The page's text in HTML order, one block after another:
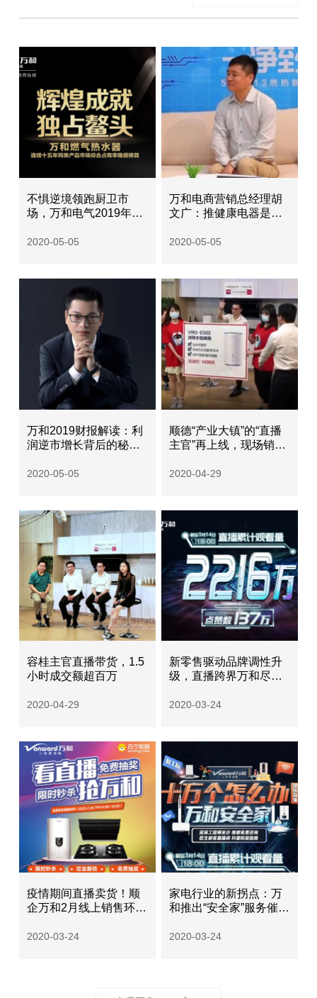
不惧逆境领跑厨卫市
场，万和电气2019年继
2020-05-05
万和电商营销总经理胡
文广：推健康电器是疫
2020-05-05
万和2019财报解读：利
润逆市增长背后的秘密
2020-05-05
顺德“产业大镇”的“直播
主官”再上线，现场销售
2020-04-29
容桂主官直播带货，1.5
小时成交额超百万
2020-04-29
新零售驱动品牌调性升
级，直播跨界万和尽显
2020-03-24
疫情期间直播卖货！顺
企万和2月线上销售环比
2020-03-24
家电行业的新拐点：万
和推出“安全家”服务催促
2020-03-24